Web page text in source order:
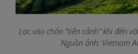
Lạc vào chốn “tiên cảnh" khi đến
Nguồn ảnh: Vietnam